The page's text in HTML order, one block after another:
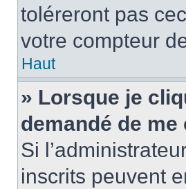
toléreront pas
votre compteur
Haut
» Lorsque je
demandé de
Si
inscrits peuvent